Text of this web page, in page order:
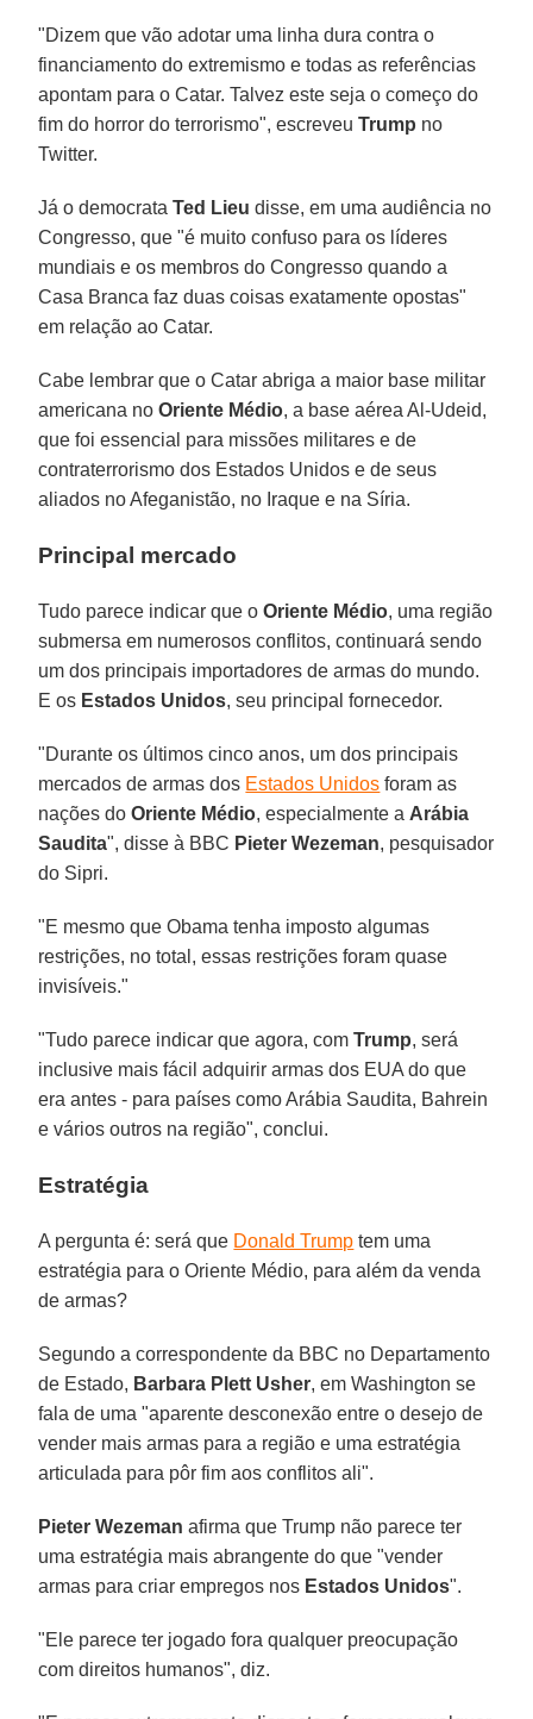
"Dizem que vão adotar uma linha dura contra o
financiamento do extremismo e todas as referências
apontam para o Catar. Talvez este seja o começo do
fim do horror do terrorismo", escreveuTrump no
Twitter.
Já o democrataTed Lieu disse, em uma audiência no
Congresso, que "é muito confuso para os líderes
mundiais e os membros do Congresso quando a
Casa Branca faz duas coisas exatamente opostas"
em relação ao Catar.
Cabe lembrar que o Catar abriga a maior base militar
americana noOriente Médio, a base aérea Al-Udeid,
que foi essencial para missões militares e de
contraterrorismo dos Estados Unidos e de seus
aliados no Afeganistão, no Iraque e na Síria.
Principal mercado
Tudo parece indicar que oOriente Médio, uma região
submersa em numerosos conflitos, continuará sendo
um dos principais importadores de armas do mundo.
E os Estados Unidos, seu principal fornecedor.
"Durante os últimos cinco anos, um dos principais
mercados de armas dos Estados Unidos foram as
nações doOriente Médio, especialmente a Arábia
Saudita", disse à BBC Pieter Wezeman, pesquisador
do Sipri.
"E mesmo que Obama tenha imposto algumas
restrições, no total, essas restrições foram quase
invisíveis."
"Tudo parece indicar que agora, comTrump, será
inclusive mais fácil adquirir armas dos EUA do que
era antes - para países como Arábia Saudita, Bahrein
e vários outros na região", conclui.
Estratégia
A pergunta é: será que Donald Trump tem uma
estratégia para o Oriente Médio, para além da venda
de armas?
Segundo a correspondente da BBC no Departamento
de Estado, Barbara Plett Usher, em Washington se
fala de uma "aparente desconexão entre o desejo de
vender mais armas para a região e uma estratégia
articulada para pôr fim aos conflitos ali".
Pieter Wezeman afirma que Trump não parece ter
uma estratégia mais abrangente do que "vender
armas para criar empregos nos Estados Unidos".
"Ele parece ter jogado fora qualquer preocupação
com direitos humanos", diz.